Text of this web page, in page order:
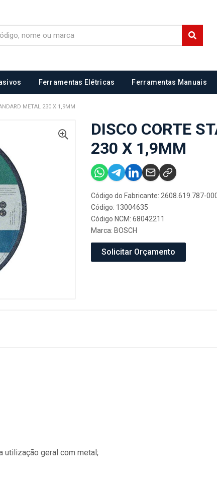
Ferramentas Elétricas Ferramentas Manuais
METAL 230 X 1,9MM
DISCO CORTE
230 X 1,9MM
Código do Fabricante: 2608.619.787-
Código: 13004635
Código NCM: 68042211
Marca: BOSCH
Solicitar Orçamento
utilização geral com metal;